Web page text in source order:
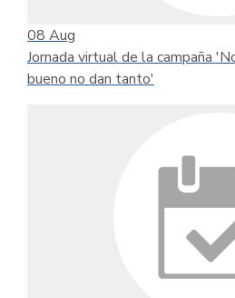
08 Aug
Jornada virtual de la campaña
bueno no dan tanto'